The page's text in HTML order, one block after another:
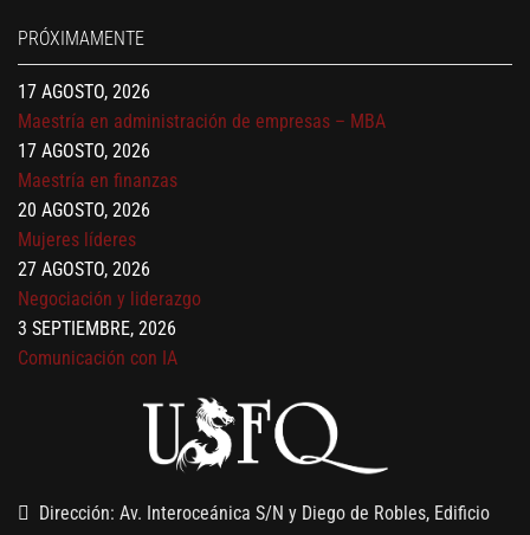
PRÓXIMAMENTE
17 AGOSTO, 2026
Gerencia de empresas familiares
17 AGOSTO, 2026
Maestría en administración de empresas – MBA
17 AGOSTO, 2026
Maestría en finanzas
20 AGOSTO, 2026
Mujeres líderes
27 AGOSTO, 2026
Negociación y liderazgo
3 SEPTIEMBRE, 2026
Comunicación con IA
Gobernanza de datos
13 AGOSTO, 2026
Finanzas para no financieros
Dirección: Av. Interoceánica S/N y Diego de Robles, Edificio